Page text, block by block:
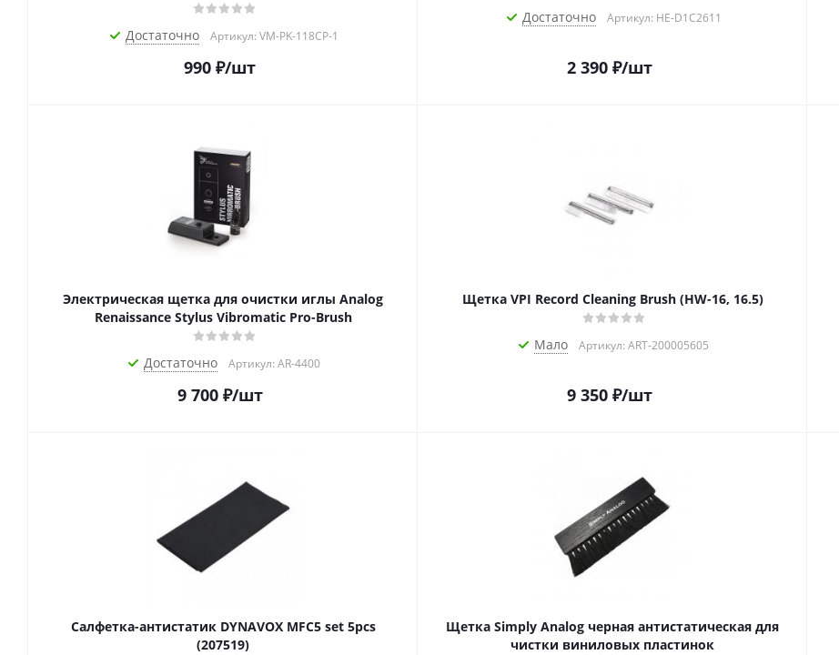
Достаточно Артикул: VM-PK-118CP-1
990 ₽/шт
Достаточно Артикул: HE-D1C2611
2 390₽/шт
Электрическая щетка для очистки иглы Analog
Renaissance Stylus Vibromatic Pro-Brush
Достаточно Артикул: AR-4400
9 700₽/шт
Щетка VPI Record Cleaning Brush (HW-16, 16.5)
Мало Артикул: ART-200005605
9 350₽/шт
Салфетка-aнтистатик DYNAVOX MFC5 set 5pcs
(207519)
Щетка Simply Analog черная антистатическая для
чистки виниловых пластинок